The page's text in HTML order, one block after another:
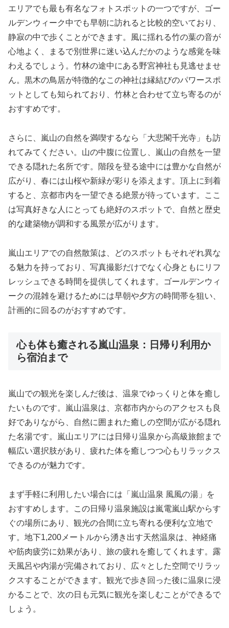
エリアでも最も有名なフォトスポットの一つですが、ゴー
ルデンウィーク中でも早朝に訪れると比較的空いており、
静寂の中で歩くことができます。風に揺れる竹の葉の音が
心地よく、まるで別世界に迷い込んだかのような感覚を味
わえるでしょう。竹林の途中にある野宮神社も見逃せませ
ん。黒木の鳥居が特徴的なこの神社は縁結びのパワースポ
ットとしても知られており、竹林と合わせて立ち寄るのが
おすすめです。
さらに、嵐山の自然を満喫するなら「大悲閣千光寺」も訪
れてみてください。山の中腹に位置し、嵐山の自然を一望
できる隠れた名所です。階段を登る途中には豊かな自然が
広がり、春には山桜や新緑が彩りを添えます。頂上に到着
すると、京都市内を一望できる絶景が待っています。ここ
は写真好きな人にとっても絶好のスポットで、自然と歴史
的な建築物が調和する風景が広がります。
嵐山エリアでの自然散策は、どのスポットもそれぞれ異な
る魅力を持っており、写真撮影だけでなく心身ともにリフ
レッシュできる時間を提供してくれます。ゴールデンウィ
ークの混雑を避けるためには早朝や夕方の時間帯を狙い、
計画的に回るのがおすすめです。
心も体も癒される嵐山温泉：日帰り利用か
ら宿泊まで
嵐山での観光を楽しんだ後は、温泉でゆっくりと体を癒し
たいものです。嵐山温泉は、京都市内からのアクセスも良
好でありながら、自然に囲まれた癒しの空間が広がる隠れ
た名湯です。嵐山エリアには日帰り温泉から高級旅館まで
幅広い選択肢があり、疲れた体を癒しつつ心もリラックス
できるのが魅力です。
まず手軽に利用したい場合には「嵐山温泉 風風の湯」を
おすすめします。この日帰り温泉施設は嵐電嵐山駅からす
ぐの場所にあり、観光の合間に立ち寄れる便利な立地で
す。地下1,200メートルから湧き出す天然温泉は、神経痛
や筋肉疲労に効果があり、旅の疲れを癒してくれます。露
天風呂や内湯が完備されており、広々とした空間でリラッ
クスすることができます。観光で歩き回った後に温泉に浸
かることで、次の日も元気に観光を楽しむことができるで
しょう。